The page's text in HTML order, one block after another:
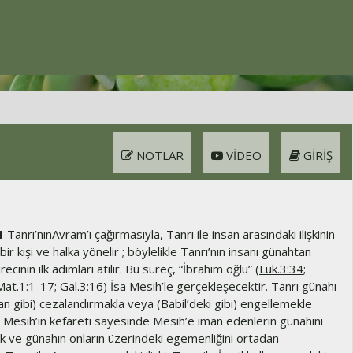
GIRIŞ
VIDEO
NOTLAR
Tanrı’nınAvram’ı çağırmasıyla, Tanrı ile insan arasındaki ilişkinin
kişi ve halka yönelir ; böylelikle Tanrı’nın insanı günahtan
ilk adımları atılır. Bu süreç, “İbrahim oğlu” (Luk.3:34;
17; Gal.3:16) İsa Mesih’le gerçekleşecektir. Tanrı günahı
gibi) cezalandırmakla veya (Babil’deki gibi) engellemekle
kefareti sayesinde Mesih’e iman edenlerin günahını
ve günahın onların üzerindeki egemenliğini ortadan